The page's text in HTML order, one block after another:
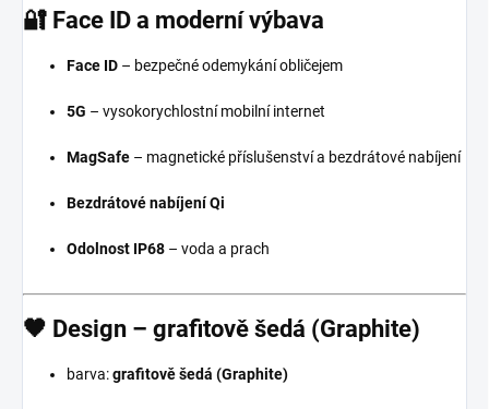
🔐 Face ID a moderní výbava
Face ID – bezpečné odemykání obličejem
5G – vysokorychlostní mobilní internet
MagSafe – magnetické příslušenství a bezdrátové nabíjení
Bezdrátové nabíjení Qi
Odolnost IP68 – voda a prach
🖤 Design – grafitově šedá (Graphite)
barva:grafitově šedá (Graphite)